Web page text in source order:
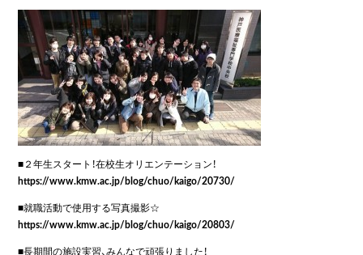
■２年生スタート！在校生オリエンテーション！
https://www.kmw.ac.jp/blog/chuo/kaigo/20730/
■就職活動で使用する写真撮影☆
https://www.kmw.ac.jp/blog/chuo/kaigo/20803/
■長期間の施設実習、みんなで頑張りました！